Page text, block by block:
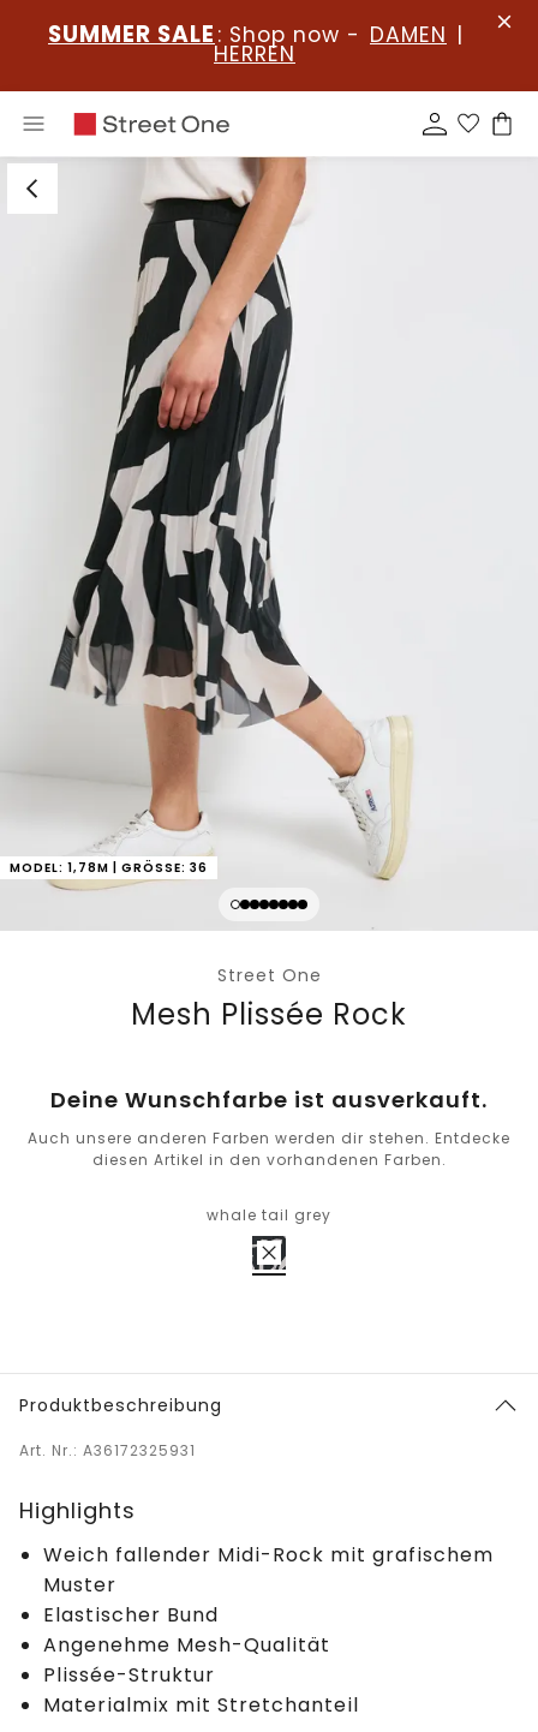
SUMMER SALE : Shop now - DAMEN |
HERREN
MODEL: 1,78M | GRÖSSE: 36
Street One
Mesh Plissée Rock
Deine Wunschfarbe ist ausverkauft.
Auch unsere anderen Farben werden dir stehen. Entdecke
diesen Artikel in den vorhandenen Farben.
whale tail grey
Produktbeschreibung
Art. Nr.: A36172325931
Highlights
Weich fallender Midi-Rock mit grafischem
Muster
Elastischer Bund
Angenehme Mesh-Qualität
Plissée-Struktur
Materialmix mit Stretchanteil